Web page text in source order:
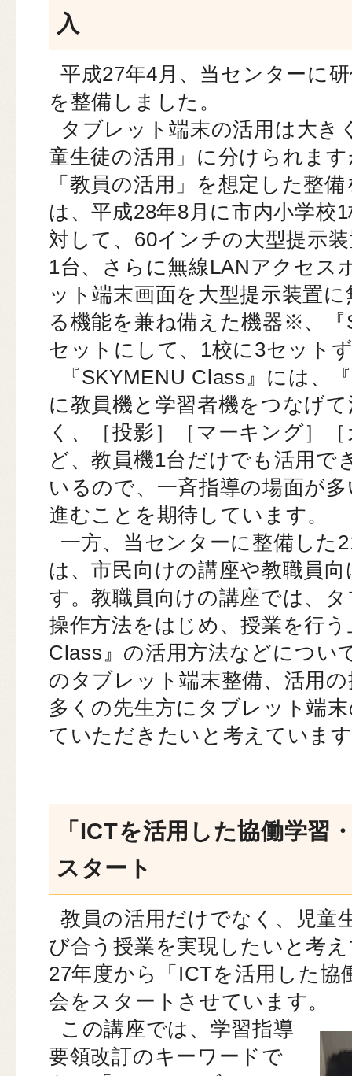
入
平成27年4月、当センターに
を整備しました。
タブレット端末の活用は大き
童生徒の活用」に分けられま
「教員の活用」を想定した整
は、平成28年8月に市内小学校
対して、60インチの大型提示
1台、さらに無線LANアクセス
ット端末画面を大型提示装置
る機能を兼ね備えた機器※、
セットにして、1校に3セット
『SKYMENU Class』には、
に教員機と学習者機をつなげ
く、［投影］［マーキング］
ど、教員機1台だけでも活用で
いるので、一斉指導の場面が
進むことを期待しています。
一方、当センターに整備した
は、市民向けの講座や教職員
す。教職員向けの講座では、
操作方法をはじめ、授業を行
Class』の活用方法などについ
のタブレット端末整備、活用
多くの先生方にタブレット端
ていただきたいと考えていま
「ICTを活用した協働学習
スタート
教員の活用だけでなく、児童
び合う授業を実現したいと考
27年度から「ICTを活用した協
会をスタートさせています。
この講座では、学習指導
要領改訂のキーワードで